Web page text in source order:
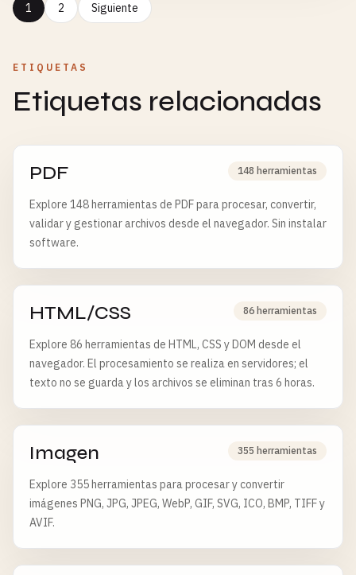
1 2 Siguiente
ETIQUETAS
Etiquetas relacionadas
PDF 148 herramientas
Explore 148 herramientas de PDF para procesar, convertir,
validar y gestionar archivos desde el navegador. Sin instalar
software.
HTML/CSS 86 herramientas
Explore 86 herramientas de HTML, CSS y DOM desde el
navegador. El procesamiento se realiza en servidores; el
texto no se guarda y los archivos se eliminan tras 6 horas.
Imagen 355 herramientas
Explore 355 herramientas para procesar y convertir
imágenes PNG, JPG, JPEG, WebP, GIF, SVG, ICO, BMP, TIFF y
AVIF.